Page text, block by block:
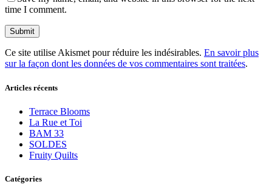
time I comment.
Ce site utilise Akismet pour réduire les indésirables. En savoir plus
sur la façon dont les données de vos commentaires sont traitées.
Articles récents
Terrace Blooms
La Rue et Toi
BAM 33
SOLDES
Fruity Quilts
Catégories